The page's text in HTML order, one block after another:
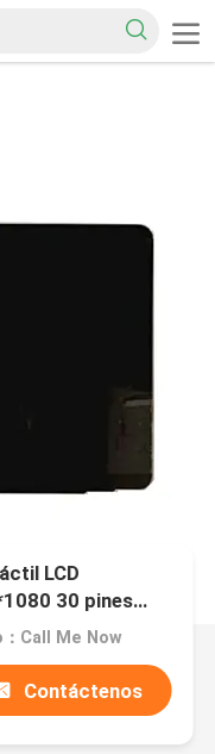
LCD
30 pines
Call Me Now
Contáctenos